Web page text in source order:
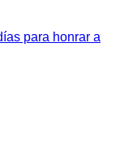
para honrar a